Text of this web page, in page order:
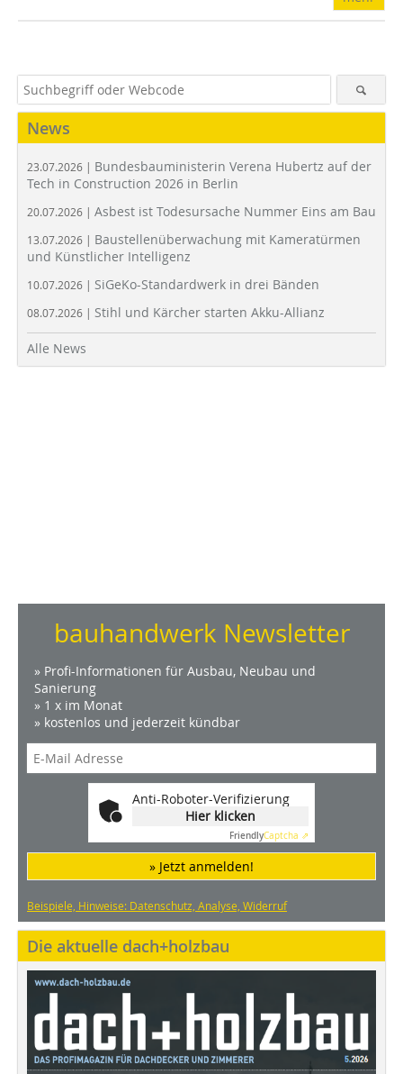
News
23.07.2026 | Bundesbauministerin Verena Hubertz auf der
Tech in Construction 2026 in Berlin
20.07.2026 | Asbest ist Todesursache Nummer Eins am Bau
13.07.2026 | Baustellenüberwachung mit Kameratürmen
und Künstlicher Intelligenz
10.07.2026 | SiGeKo-Standardwerk in drei Bänden
08.07.2026 | Stihl und Kärcher starten Akku-Allianz
Alle News
bauhandwerk Newsletter
» Profi-Informationen für Ausbau, Neubau und
Sanierung
» 1 x im Monat
» kostenlos und jederzeit kündbar
Anti-Roboter-Verifizierung
Hier klicken
FriendlyCaptcha ⇗
» Jetzt anmelden!
Beispiele, Hinweise: Datenschutz, Analyse, Widerruf
Die aktuelle dach+holzbau